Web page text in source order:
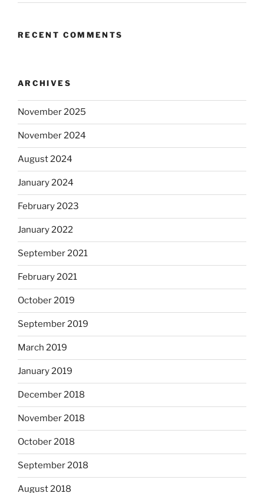
RECENT COMMENTS
ARCHIVES
November 2025
November 2024
August 2024
January 2024
February 2023
January 2022
September 2021
February 2021
October 2019
September 2019
March 2019
January 2019
December 2018
November 2018
October 2018
September 2018
August 2018